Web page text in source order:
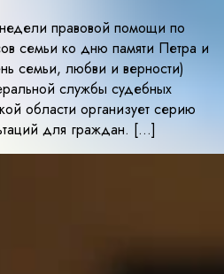
правовой помощи по
семьи ко дню памяти Петра и
семьи, любви и верности)
службы судебных
области организует серию
для граждан. […]